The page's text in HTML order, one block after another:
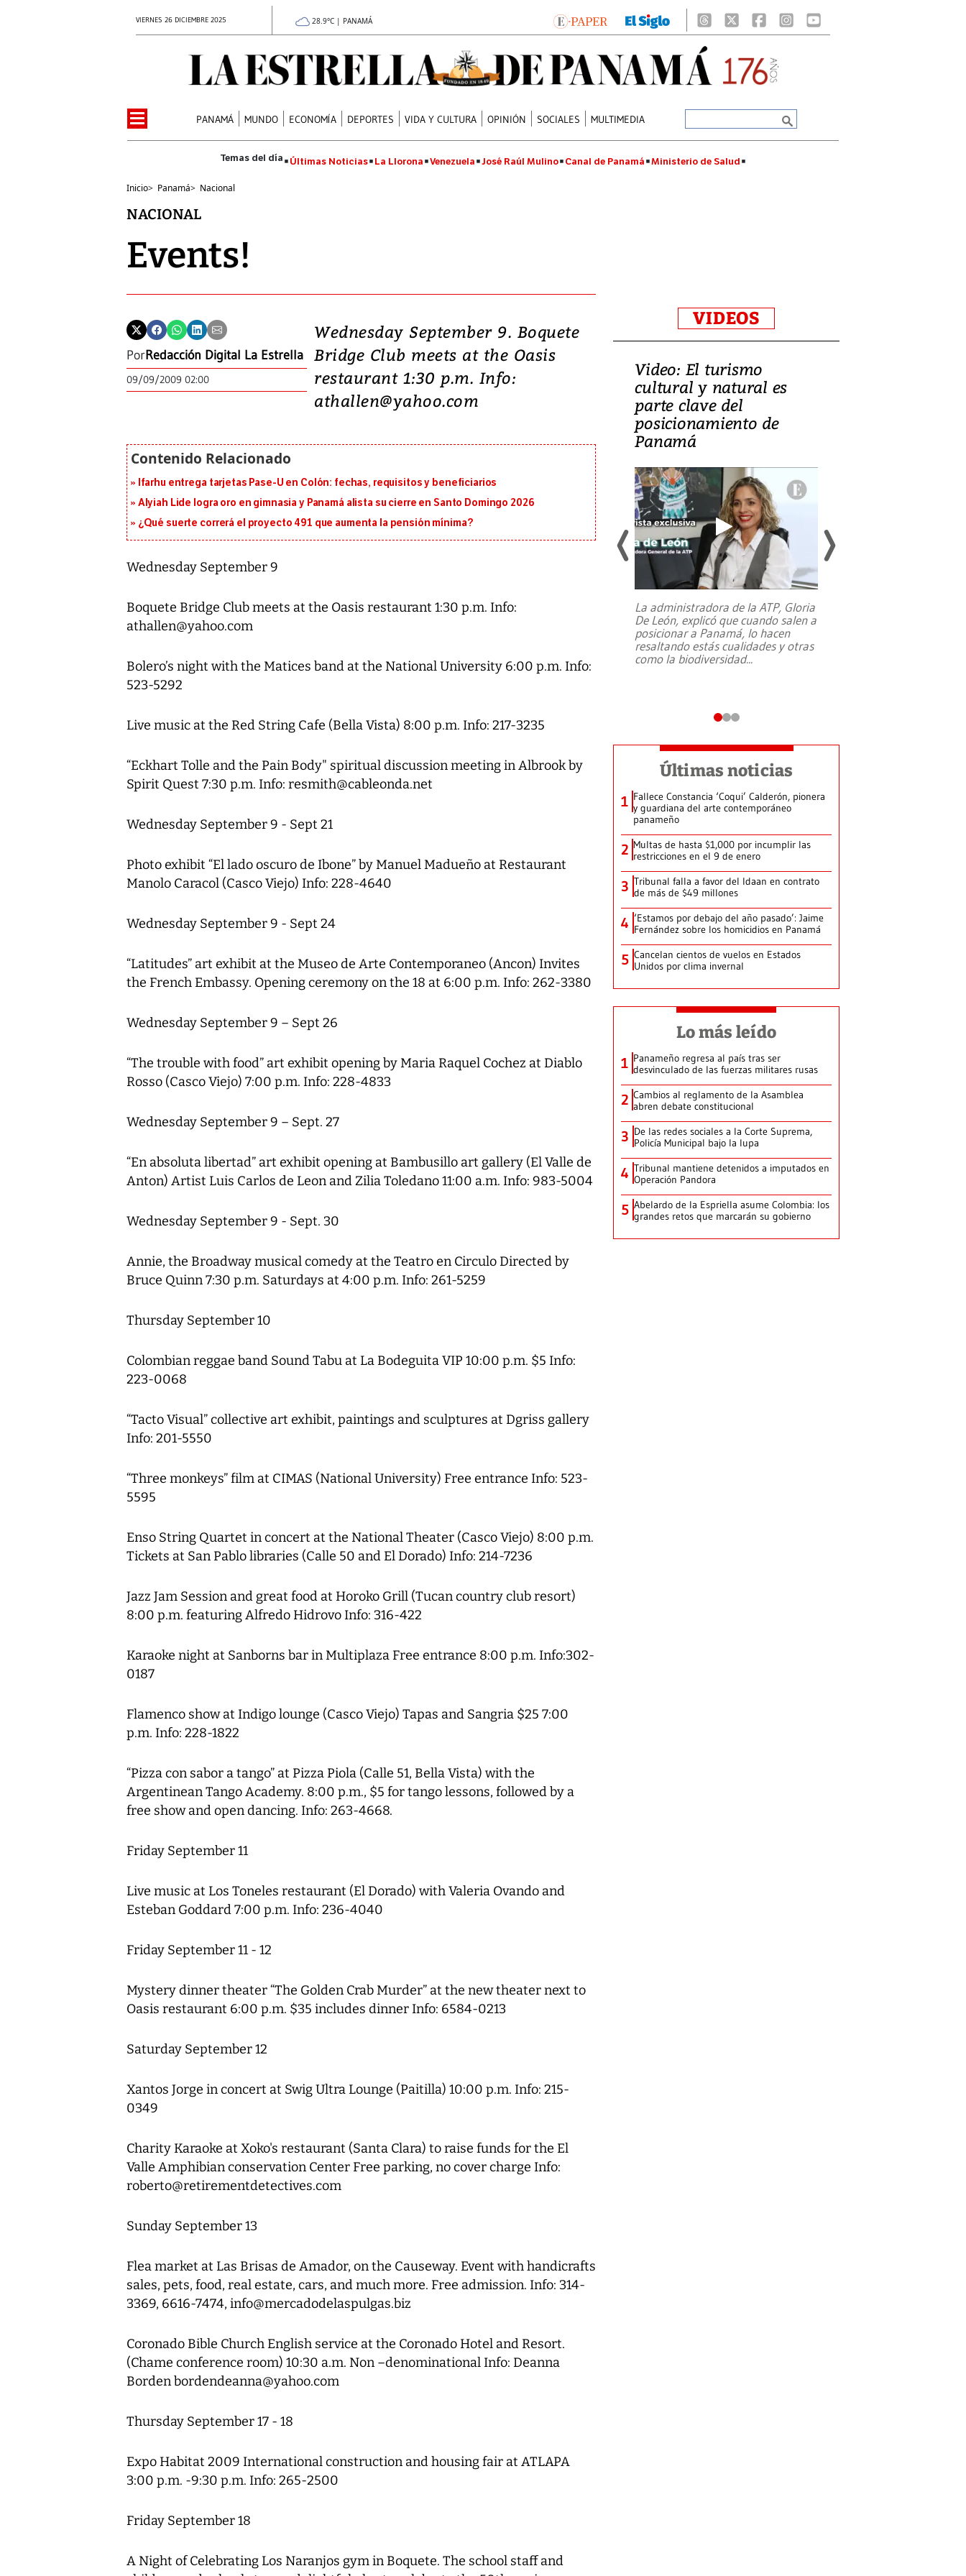
VIERNES 26 DICIEMBRE 2025 28.9°C | PANAMÁ
PANAMÁ MUNDO ECONOMÍA DEPORTES VIDA Y CULTURA OPINIÓN SOCIALES MULTIMEDIA
Últimas Noticias La Llorona Venezuela José Raúl Mulino Canal de Panamá Ministerio de Salud
Inicio> Panamá> Nacional
NACIONAL
Events!
PorRedacción Digital La Estrella
09/09/2009 02:00
Wednesday September 9. Boquete
Bridge Club meets at the Oasis
restaurant 1:30 p.m. Info:
athallen@yahoo.com
Ifarhu entrega tarjetas Pase-U en Colón: fechas, requisitos y beneficiarios
Alyiah Lide logra oro en gimnasia y Panamá alista su cierre en Santo Domingo 2026
¿Qué suerte correrá el proyecto 491 que aumenta la pensión mínima?
Wednesday September 9
Boquete Bridge Club meets at the Oasis restaurant 1:30 p.m. Info:
athallen@yahoo.com
Bolero’s night with the Matices band at the National University 6:00 p.m. Info:
523-5292
Live music at the Red String Cafe (Bella Vista) 8:00 p.m. Info: 217-3235
“Eckhart Tolle and the Pain Body" spiritual discussion meeting in Albrook by
Spirit Quest 7:30 p.m. Info: resmith@cableonda.net
Wednesday September 9 - Sept 21
Photo exhibit “El lado oscuro de Ibone” by Manuel Madueño at Restaurant
Manolo Caracol (Casco Viejo) Info: 228-4640
Wednesday September 9 - Sept 24
“Latitudes” art exhibit at the Museo de Arte Contemporaneo (Ancon) Invites
the French Embassy. Opening ceremony on the 18 at 6:00 p.m. Info: 262-3380
Wednesday September 9 – Sept 26
“The trouble with food” art exhibit opening by Maria Raquel Cochez at Diablo
Rosso (Casco Viejo) 7:00 p.m. Info: 228-4833
Wednesday September 9 – Sept. 27
“En absoluta libertad” art exhibit opening at Bambusillo art gallery (El Valle de
Anton) Artist Luis Carlos de Leon and Zilia Toledano 11:00 a.m. Info: 983-5004
Wednesday September 9 - Sept. 30
Annie, the Broadway musical comedy at the Teatro en Circulo Directed by
Bruce Quinn 7:30 p.m. Saturdays at 4:00 p.m. Info: 261-5259
Thursday September 10
Colombian reggae band Sound Tabu at La Bodeguita VIP 10:00 p.m. $5 Info:
223-0068
“Tacto Visual” collective art exhibit, paintings and sculptures at Dgriss gallery
Info: 201-5550
“Three monkeys” film at CIMAS (National University) Free entrance Info: 523-
5595
Enso String Quartet in concert at the National Theater (Casco Viejo) 8:00 p.m.
Tickets at San Pablo libraries (Calle 50 and El Dorado) Info: 214-7236
Jazz Jam Session and great food at Horoko Grill (Tucan country club resort)
8:00 p.m. featuring Alfredo Hidrovo Info: 316-422
Karaoke night at Sanborns bar in Multiplaza Free entrance 8:00 p.m. Info:302-
0187
Flamenco show at Indigo lounge (Casco Viejo) Tapas and Sangria $25 7:00
p.m. Info: 228-1822
“Pizza con sabor a tango” at Pizza Piola (Calle 51, Bella Vista) with the
Argentinean Tango Academy. 8:00 p.m., $5 for tango lessons, followed by a
free show and open dancing. Info: 263-4668.
Friday September 11
Live music at Los Toneles restaurant (El Dorado) with Valeria Ovando and
Esteban Goddard 7:00 p.m. Info: 236-4040
Friday September 11 - 12
Mystery dinner theater “The Golden Crab Murder” at the new theater next to
Oasis restaurant 6:00 p.m. $35 includes dinner Info: 6584-0213
Saturday September 12
Xantos Jorge in concert at Swig Ultra Lounge (Paitilla) 10:00 p.m. Info: 215-
0349
Charity Karaoke at Xoko's restaurant (Santa Clara) to raise funds for the El
Valle Amphibian conservation Center Free parking, no cover charge Info:
roberto@retirementdetectives.com
Sunday September 13
Flea market at Las Brisas de Amador, on the Causeway. Event with handicrafts
sales, pets, food, real estate, cars, and much more. Free admission. Info: 314-
3369, 6616-7474, info@mercadodelaspulgas.biz
Coronado Bible Church English service at the Coronado Hotel and Resort.
(Chame conference room) 10:30 a.m. Non –denominational Info: Deanna
Borden bordendeanna@yahoo.com
Thursday September 17 - 18
Expo Habitat 2009 International construction and housing fair at ATLAPA
3:00 p.m. -9:30 p.m. Info: 265-2500
Friday September 18
A Night of Celebrating Los Naranjos gym in Boquete. The school staff and
VIDEOS
¿Es la ‘zambianización’
el modelo que Panamá
perdió?
Video: El turismo
cultural y natural es
parte clave del
posicionamiento de
Panamá
La administradora de la ATP, Gloria
De León, explicó que cuando salen a
posicionar a Panamá, lo hacen
resaltando estás cualidades y otras
como la biodiversidad...
Últimas noticias
1 Fallece Constancia ‘Coqui’ Calderón, pionera
y guardiana del arte contemporáneo
panameño
2 Multas de hasta $1,000 por incumplir las
restricciones en el 9 de enero
3 Tribunal falla a favor del Idaan en contrato
de más de $49 millones
4 ‘Estamos por debajo del año pasado’: Jaime
Fernández sobre los homicidios en Panamá
5 Cancelan cientos de vuelos en Estados
Unidos por clima invernal
Lo más leído
1 Panameño regresa al país tras ser
desvinculado de las fuerzas militares rusas
2 Cambios al reglamento de la Asamblea
abren debate constitucional
3 De las redes sociales a la Corte Suprema,
Policía Municipal bajo la lupa
4 Tribunal mantiene detenidos a imputados en
Operación Pandora
5 Abelardo de la Espriella asume Colombia: los
grandes retos que marcarán su gobierno